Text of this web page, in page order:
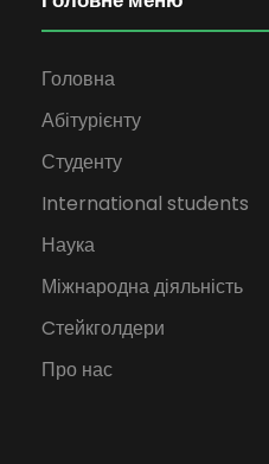
Головна
Абітурієнту
Студенту
International students
Наука
Міжнародна діяльність
Cтейкголдери
Про нас